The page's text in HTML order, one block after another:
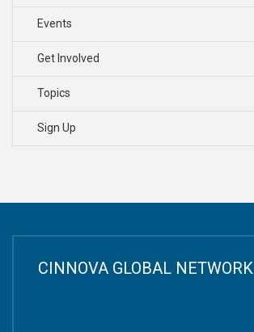
Events
Get Involved
Topics
Sign Up
CINNOVA GLOBAL NETWORK